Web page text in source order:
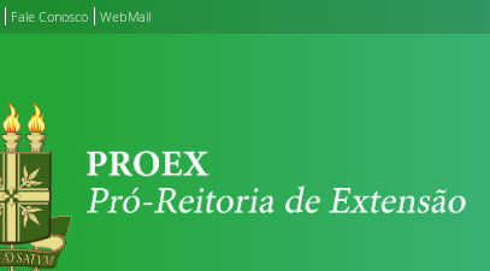
Fale Conosco WebMail